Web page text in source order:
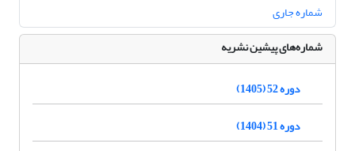
شماره جاری
شماره‌های پیشین نشریه
دوره 52 (1405)
دوره 51 (1404)